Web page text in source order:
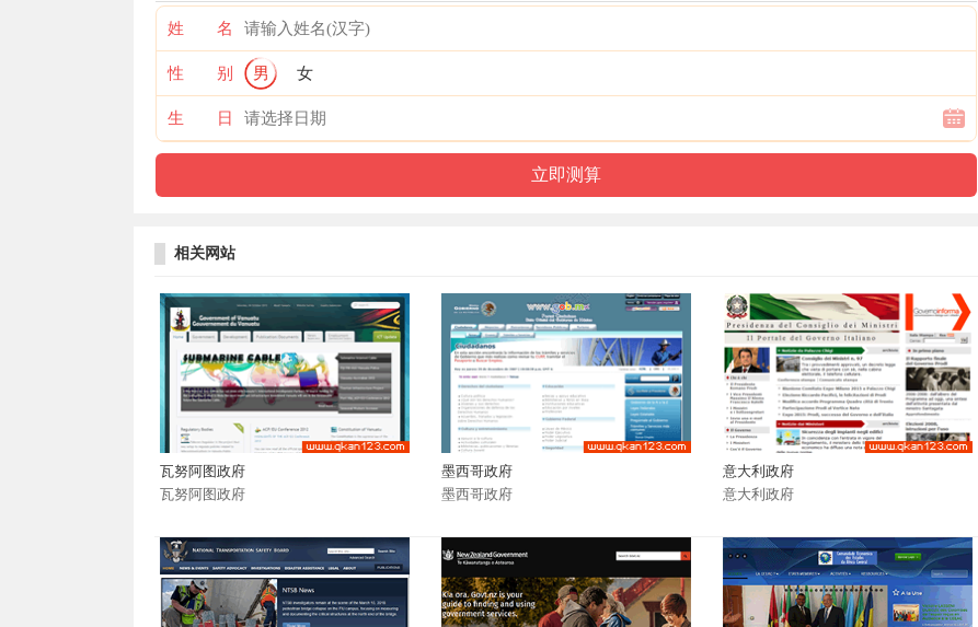
姓 名
性 别 男 女
生 日
相关网站
瓦努阿图政府
瓦努阿图政府
墨西哥政府
墨西哥政府
意大利政府
意大利政府